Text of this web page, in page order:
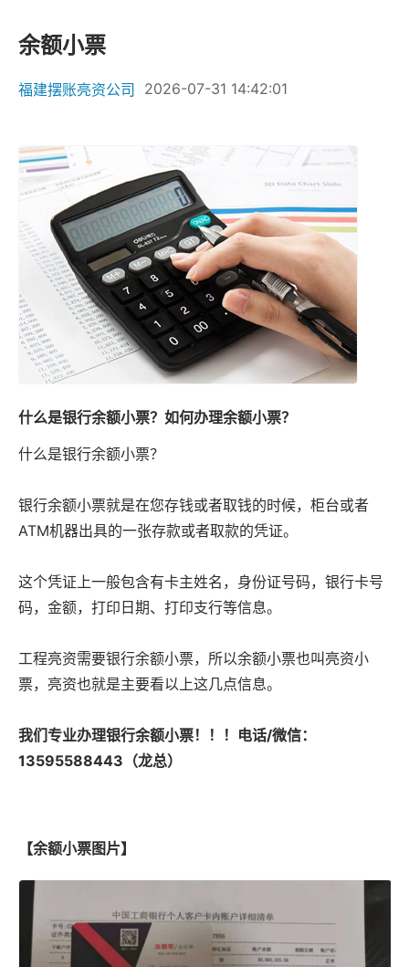
余额小票
福建摆账亮资公司 2026-07-31 14:42:01
什么是银行余额小票？如何办理余额小票？
什么是银行余额小票？
银行余额小票就是在您存钱或者取钱的时候，柜台或者
ATM机器出具的一张存款或者取款的凭证。
这个凭证上一般包含有卡主姓名，身份证号码，银行卡号
码，金额，打印日期、打印支行等信息。
工程亮资需要银行余额小票，所以余额小票也叫亮资小
票，亮资也就是主要看以上这几点信息。
我们专业办理银行余额小票！！！电话/微信：
13595588443（龙总）
【余额小票图片】